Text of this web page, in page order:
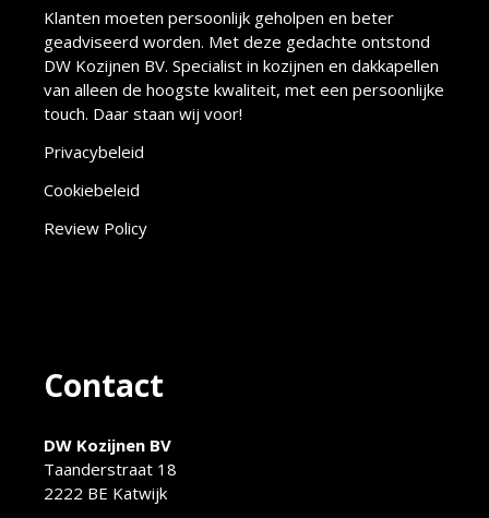
Klanten moeten persoonlijk geholpen en beter
geadviseerd worden. Met deze gedachte ontstond
DW Kozijnen BV. Specialist in kozijnen en dakkapellen
van alleen de hoogste kwaliteit, met een persoonlijke
touch. Daar staan wij voor!
Privacybeleid
Cookiebeleid
Review Policy
Contact
DW Kozijnen BV
Taanderstraat 18
2222 BE Katwijk